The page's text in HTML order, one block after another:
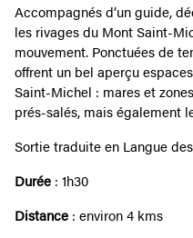
Accompagnés d’un guide,
les rivages du Mont Saint-
mouvement. Ponctuées de
offrent un bel aperçu
Saint-Michel : mares et
prés-salés, mais également
Sortie traduite en Langue
Durée : 1h30
Distance : environ 4 kms